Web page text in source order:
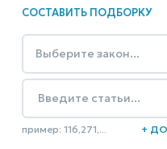
СОСТАВИТЬ ПОДБОРКУ
пример: 116,271,... +